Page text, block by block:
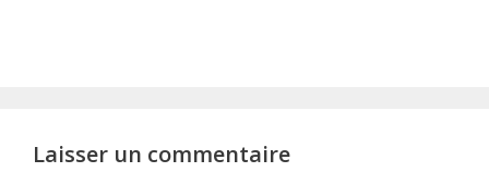
Laisser un commentaire